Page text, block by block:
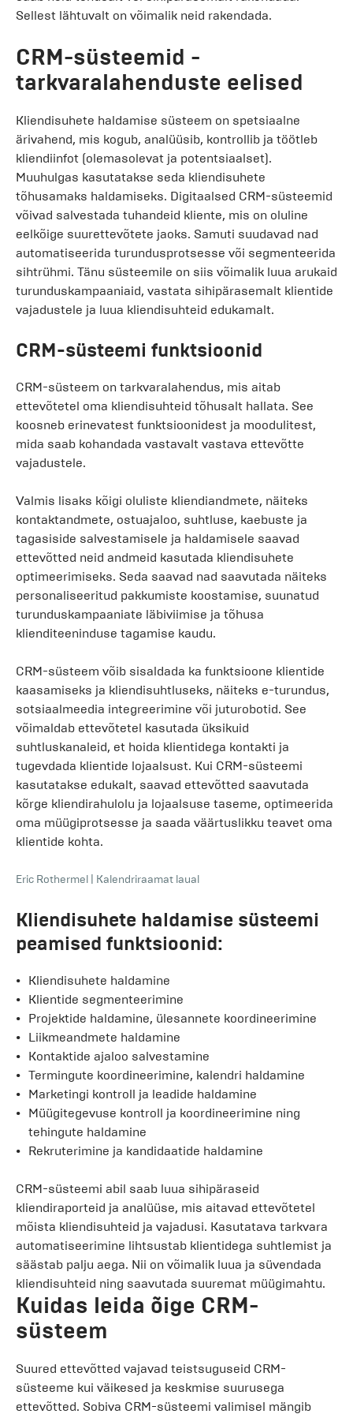
Sellest lähtuvalt on võimalik neid rakendada.
CRM-süsteemid -
tarkvaralahenduste eelised
Kliendisuhete haldamise süsteem on spetsiaalne
ärivahend, mis kogub, analüüsib, kontrollib ja töötleb
kliendiinfot (olemasolevat ja potentsiaalset).
Muuhulgas kasutatakse seda kliendisuhete
tõhusamaks haldamiseks. Digitaalsed CRM-süsteemid
võivad salvestada tuhandeid kliente, mis on oluline
eelkõige suurettevõtete jaoks. Samuti suudavad nad
automatiseerida turundusprotsesse või segmenteerida
sihtrühmi. Tänu süsteemile on siis võimalik luua arukaid
turunduskampaaniaid, vastata sihipärasemalt klientide
vajadustele ja luua kliendisuhteid edukamalt.
CRM-süsteemi funktsioonid
CRM-süsteem on tarkvaralahendus, mis aitab
ettevõtetel oma kliendisuhteid tõhusalt hallata. See
koosneb erinevatest funktsioonidest ja moodulitest,
mida saab kohandada vastavalt vastava ettevõtte
vajadustele.
Valmis lisaks kõigi oluliste kliendiandmete, näiteks
kontaktandmete, ostuajaloo, suhtluse, kaebuste ja
tagasiside salvestamisele ja haldamisele saavad
ettevõtted neid andmeid kasutada kliendisuhete
optimeerimiseks. Seda saavad nad saavutada näiteks
personaliseeritud pakkumiste koostamise, suunatud
turunduskampaaniate läbiviimise ja tõhusa
klienditeeninduse tagamise kaudu.
CRM-süsteem võib sisaldada ka funktsioone klientide
kaasamiseks ja kliendisuhtluseks, näiteks e-turundus,
sotsiaalmeedia integreerimine või juturobotid. See
võimaldab ettevõtetel kasutada üksikuid
suhtluskanaleid, et hoida klientidega kontakti ja
tugevdada klientide lojaalsust. Kui CRM-süsteemi
kasutatakse edukalt, saavad ettevõtted saavutada
kõrge kliendirahulolu ja lojaalsuse taseme, optimeerida
oma müügiprotsesse ja saada väärtuslikku teavet oma
klientide kohta.
Eric Rothermel Kalendriraamat laual
Kliendisuhete haldamise süsteemi
peamised funktsioonid:
Kliendisuhete haldamine
Klientide segmenteerimine
Projektide haldamine, ülesannete koordineerimine
Liikmeandmete haldamine
Kontaktide ajaloo salvestamine
Termingute koordineerimine, kalendri haldamine
Marketingi kontroll ja leadide haldamine
Müügitegevuse kontroll ja koordineerimine ning
tehingute haldamine
Rekruterimine ja kandidaatide haldamine
CRM-süsteemi abil saab luua sihipäraseid
kliendiraporteid ja analüüse, mis aitavad ettevõtetel
mõista kliendisuhteid ja vajadusi. Kasutatava tarkvara
automatiseerimine lihtsustab klientidega suhtlemist ja
säästab palju aega. Nii on võimalik luua ja süvendada
kliendisuhteid ning saavutada suuremat müügimahtu.
Kuidas leida õige CRM-
süsteem
Suured ettevõtted vajavad teistsuguseid CRM-
süsteeme kui väikesed ja keskmise suurusega
ettevõtted. Sobiva CRM-süsteemi valimisel mängib